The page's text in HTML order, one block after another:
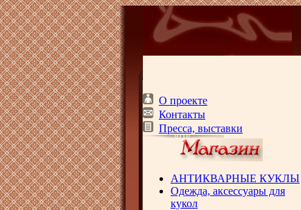
О проекте
Контакты
Пресса, выставки
АНТИКВАРНЫЕ КУКЛЫ
Одежда, аксессуары для
кукол